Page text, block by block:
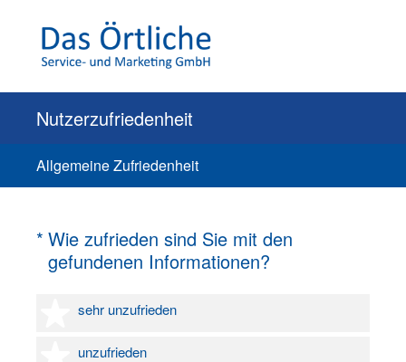
Nutzerzufriedenheit
Allgemeine Zufriedenheit
* Wie zufrieden sind Sie mit den
gefundenen Informationen?
(Erforderlich.)
sehr unzufrieden
1 Stern
unzufrieden